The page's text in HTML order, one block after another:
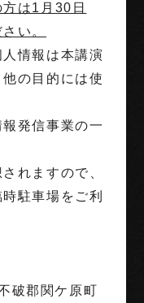
は1月30日
い。
情報は本講演
の目的には使
発信事業の一
れますので、
駐車場をご利
郡関ケ原町